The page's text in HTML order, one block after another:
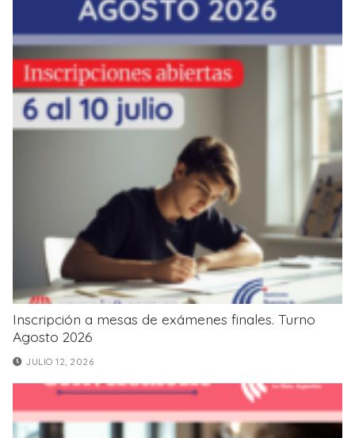
Inscripción a mesas de exámenes finales. Turno
Agosto 2026
JULIO 12, 2026